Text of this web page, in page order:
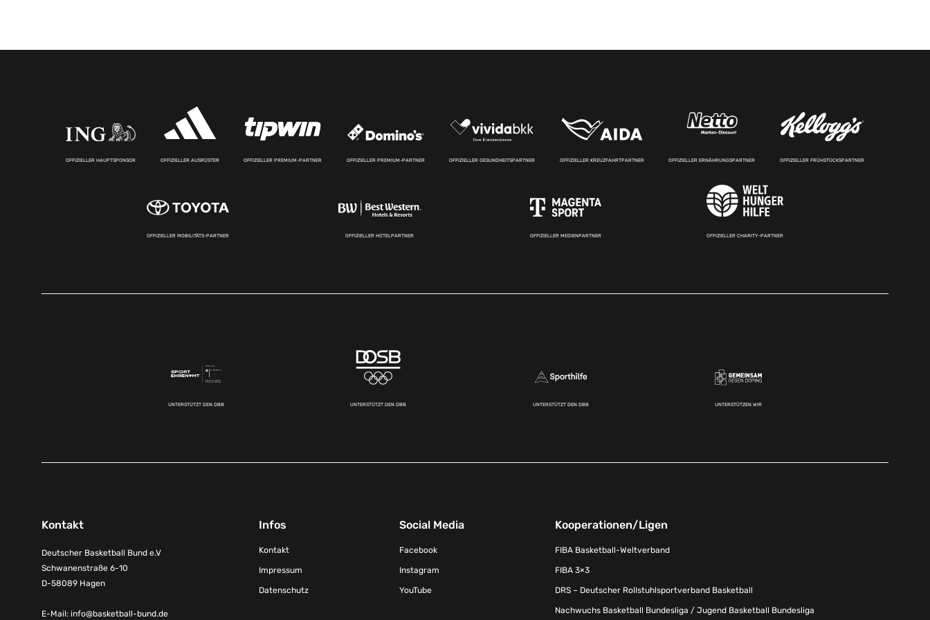
OFFIZIELLER HAUPTSPONSOR OFFIZIELLER AUSRÜSTER OFFIZIELLER PREMIUM-PARTNER OFFIZIELLER PREMIUM-PARTNER OFFIZIELLER GESUNDHEITSPARTNER OFFIZIELLER KREUZFAHRTPARTNER OFFIZIELLER ERNÄHRUNGSPARTNER OFFIZIELLER FRÜHSTÜCKSPARTNER
OFFIZIELLER MOBILITÄTS-PARTNER OFFIZIELLER HOTELPARTNER OFFIZIELLER MEDIENPARTNER OFFIZIELLER CHARITY-PARTNER
UNTERSTÜTZT DEN DBB UNTERSTÜTZT DEN DBB UNTERSTÜTZT DEN DBB UNTERSTÜTZEN WIR
Kontakt
Deutscher Basketball Bund e.V
Schwanenstraße 6-10
D-58089 Hagen
E-Mail: info@basketball-bund.de
Infos
Kontakt
Impressum
Datenschutz
Social Media
Facebook
Instagram
YouTube
Kooperationen/Ligen
FIBA Basketball-Weltverband
FIBA 3×3
DRS – Deutscher Rollstuhlsportverband Basketball
Nachwuchs Basketball Bundesliga / Jugend Basketball Bundesliga